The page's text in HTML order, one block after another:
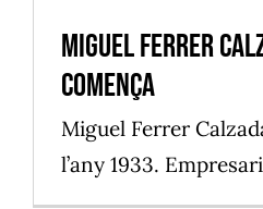
Miguel FERRER
comença
Miguel Ferrer
l’any 1933.